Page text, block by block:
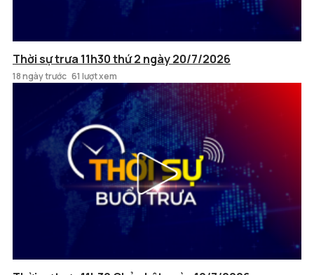
Thời sự trưa 11h30 thứ 2 ngày 20/7/2026
18 ngày trước 61 lượt xem